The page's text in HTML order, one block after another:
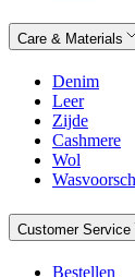
Care & Materials
Denim
Leer
Zijde
Cashmere
Wol
Customer Service
Bestellen